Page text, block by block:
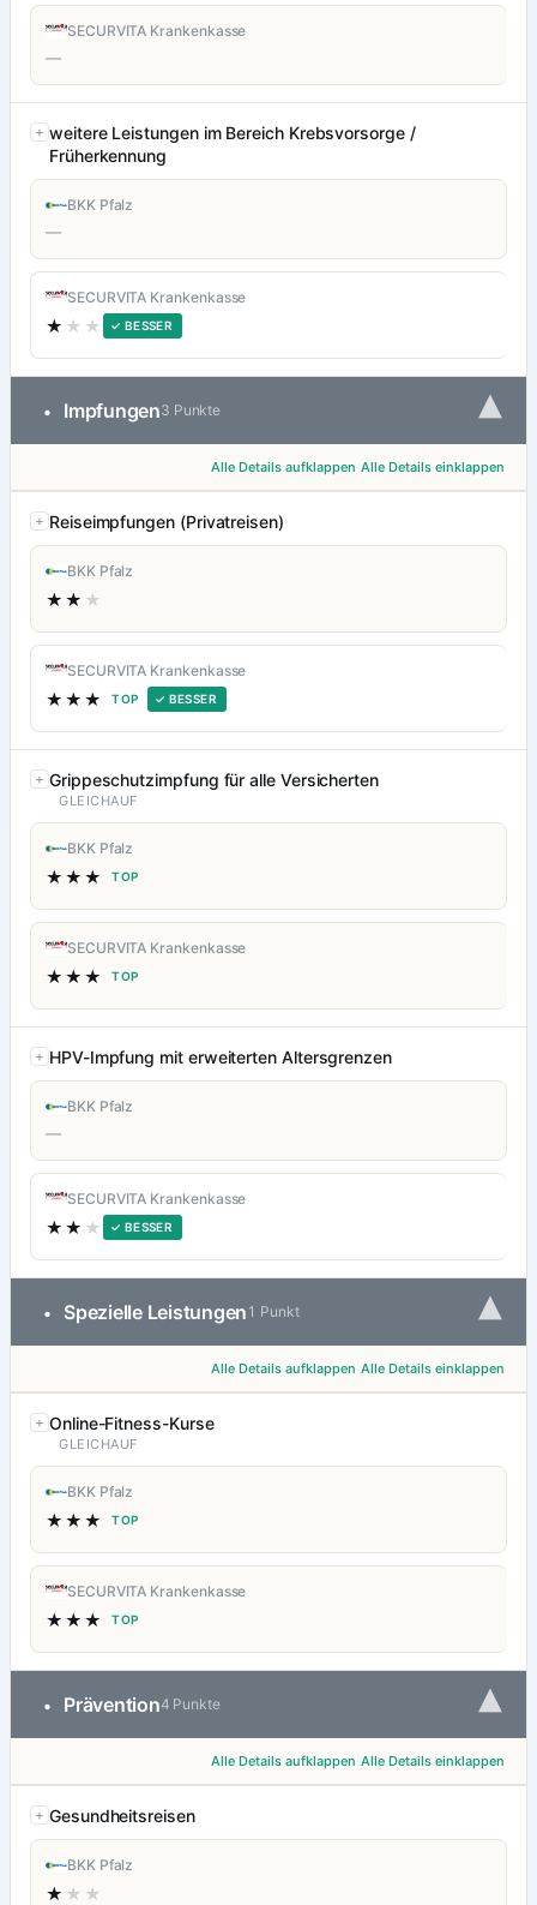
SECURVITA Krankenkasse
—
weitere Leistungen im Bereich Krebsvorsorge /
Früherkennung
BKK Pfalz
—
SECURVITA Krankenkasse
★ ★★ ✓ BESSER
• Impfungen3 Punkte ▾
Alle Details aufklappen Alle Details einklappen
Reiseimpfungen (Privatreisen)
BKK Pfalz
★★ ★
SECURVITA Krankenkasse
★★★ TOP ✓ BESSER
Grippeschutzimpfung für alle Versicherten
GLEICHAUF
BKK Pfalz
★★★ TOP
SECURVITA Krankenkasse
★★★ TOP
HPV-Impfung mit erweiterten Altersgrenzen
BKK Pfalz
—
SECURVITA Krankenkasse
★★ ★ ✓ BESSER
• Spezielle Leistungen 1 Punkt ▾
Alle Details aufklappen Alle Details einklappen
Online-Fitness-Kurse
GLEICHAUF
BKK Pfalz
★★★ TOP
SECURVITA Krankenkasse
★★★ TOP
• Prävention4 Punkte ▾
Alle Details aufklappen Alle Details einklappen
Gesundheitsreisen
BKK Pfalz
★ ★★